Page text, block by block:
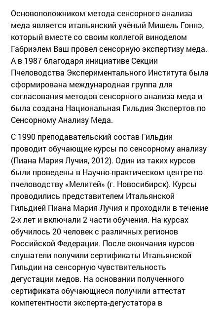
Основоположником метода сенсорного анализа
меда является итальянский учёный Мишель Гоннэ,
который вместе со своим коллегой виноделом
Габриэлем Ваш провел сенсорную экспертизу меда.
А в 1987 благодаря инициативе Секции
Пчеловодства Экспериментального Института была
сформирована международная группа для
согласования методов сенсорного анализа меда и
была создана Национальная Гильдия Экспертов по
Сенсорному Анализу Меда.
С 1990 преподавательский состав Гильдии
проводит обучающие курсы по сенсорному анализу
(Пиана Мария Лучия, 2012). Один из таких курсов
были проведены в Научно-практическом центре по
пчеловодству «Мелитей» (г. Новосибирск). Курсы
проводились представителем Итальянской
Гильдией Пиана Мария Лучия и проходили в течение
2-х лет и включали 2 части обучения. На курсах
обучилось 20 человек с различных регионов
Российской Федерации. После окончания курсов
слушатели получили сертификаты Итальянской
Гильдии на сенсорную чувствительность
дегустации медов. На основании полученного
сертификата обучающиеся получили аттестат
компетентности эксперта-дегустатора в